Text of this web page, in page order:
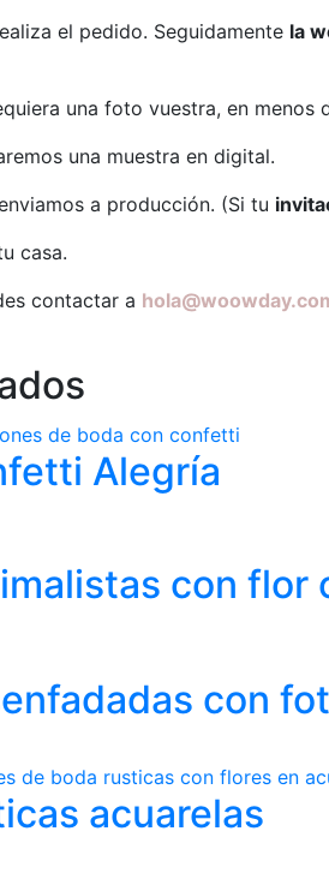
el pedido. Seguidamente la
una foto vuestra, en
una muestra en digital.
a producción. (Si tu
casa.
contactar a
Alegría
con flor
con
acuarelas